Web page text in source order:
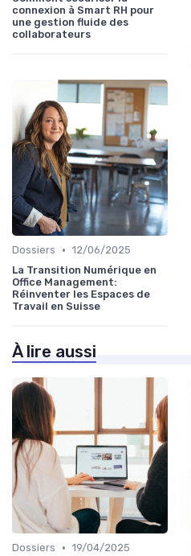
connexion à Smart RH pour
une gestion fluide des
collaborateurs
Dossiers • 12/06/2025
La Transition Numérique en
Office Management:
Réinventer les Espaces de
Travail en Suisse
À lire aussi
Dossiers • 19/04/2025